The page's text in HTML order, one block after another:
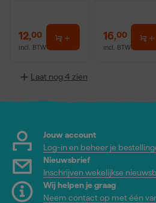
12,00
incl. BTW
16,00
incl. BTW
Laat nog 4 zien
Jouw account
Log-in en beheer je
Nieuwsbrief
Inschrijven wekelijkse
Wij helpen je graag
Neem contact op met één